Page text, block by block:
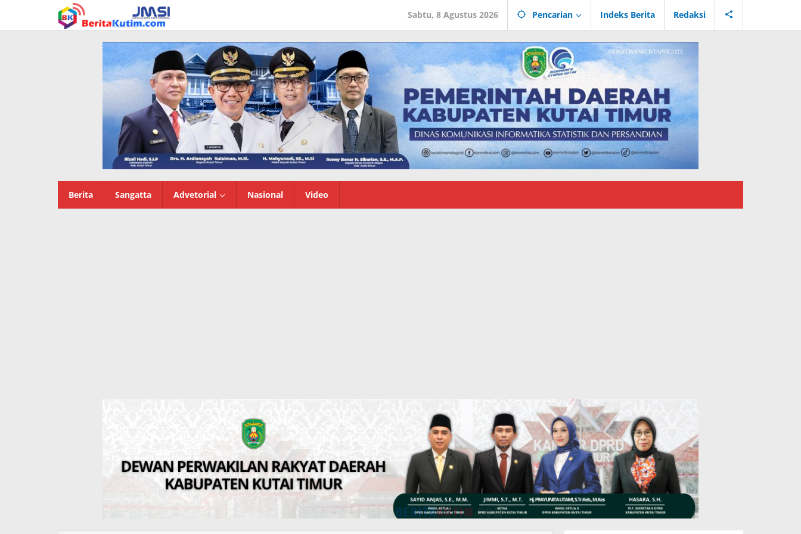
konten
Sabtu, 8 Agustus 2026 Pencarian Indeks Berita Redaksi
Berita Sangatta Advetorial Nasional Video